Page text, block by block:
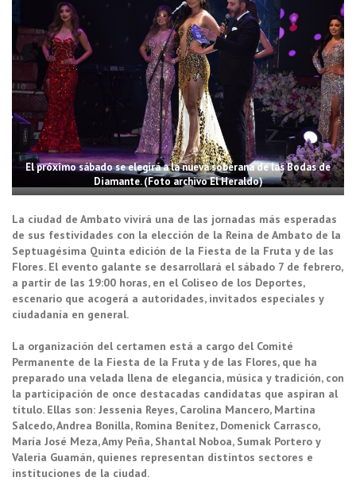
El próximo sábado se elegirá a la nueva soberana de las Bodas de
Diamante. (Foto archivo El Heraldo)
La ciudad de Ambato vivirá una de las jornadas más esperadas
de sus festividades con la elección de la Reina de Ambato de la
Septuagésima Quinta edición de la Fiesta de la Fruta y de las
Flores. El evento galante se desarrollará el sábado 7 de febrero,
a partir de las 19:00 horas, en el Coliseo de los Deportes,
escenario que acogerá a autoridades, invitados especiales y
ciudadanía en general.
La organización del certamen está a cargo del Comité
Permanente de la Fiesta de la Fruta y de las Flores, que ha
preparado una velada llena de elegancia, música y tradición, con
la participación de once destacadas candidatas que aspiran al
título. Ellas son: Jessenia Reyes, Carolina Mancero, Martina
Salcedo, Andrea Bonilla, Romina Benítez, Domenick Carrasco,
María José Meza, Amy Peña, Shantal Noboa, Sumak Portero y
Valeria Guamán, quienes representan distintos sectores e
instituciones de la ciudad.